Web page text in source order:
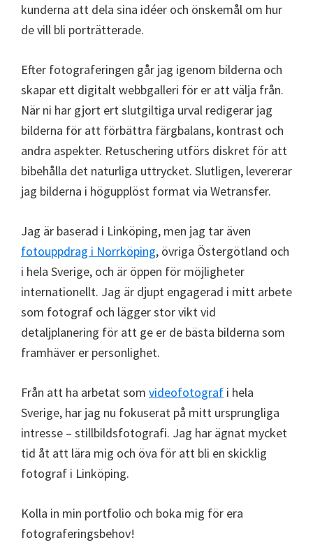
kunderna att dela sina idéer och önskemål om hur
de vill bli porträtterade.
Efter fotograferingen går jag igenom bilderna och
skapar ett digitalt webbgalleri för er att välja från.
När ni har gjort ert slutgiltiga urval redigerar jag
bilderna för att förbättra färgbalans, kontrast och
andra aspekter. Retuschering utförs diskret för att
bibehålla det naturliga uttrycket. Slutligen, levererar
jag bilderna i högupplöst format via Wetransfer.
Jag är baserad i Linköping, men jag tar även
fotouppdrag i Norrköping, övriga Östergötland och
i hela Sverige, och är öppen för möjligheter
internationellt. Jag är djupt engagerad i mitt arbete
som fotograf och lägger stor vikt vid
detaljplanering för att ge er de bästa bilderna som
framhäver er personlighet.
Från att ha arbetat som videofotograf i hela
Sverige, har jag nu fokuserat på mitt ursprungliga
intresse – stillbildsfotografi. Jag har ägnat mycket
tid åt att lära mig och öva för att bli en skicklig
fotograf i Linköping.
Kolla in min portfolio och boka mig för era
fotograferingsbehov!